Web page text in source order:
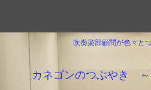
吹奏楽部顧問が色々と
カネゴンのつぶやき ～